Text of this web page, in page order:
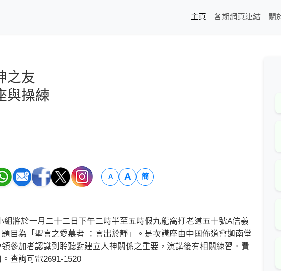
主頁
各期網頁連結 關
之友
與操練
A A 簡
於一月二十二日下午二時半至五時假九龍窩打老道五十號A信義
目為「聖言之愛慕者 ：言出於靜」。是次講座由中國佈道會迦南堂
參加者認識到聆聽對建立人神關係之重要，演講後有相關練習。費
查詢可電2691-1520